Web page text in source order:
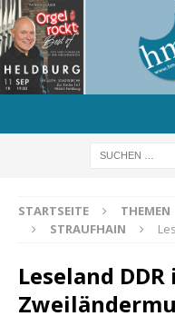
STARTSEITE THEMEN
STRAUFHAIN
Leseland DDR